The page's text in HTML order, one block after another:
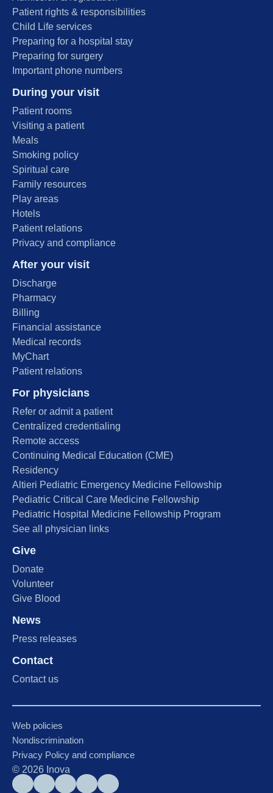
Patient rights & responsibilities
Child Life services
Preparing for a hospital stay
Preparing for surgery
Important phone numbers
During your visit
Patient rooms
Visiting a patient
Meals
Smoking policy
Spiritual care
Family resources
Play areas
Hotels
Patient relations
Privacy and compliance
After your visit
Discharge
Pharmacy
Billing
Financial assistance
Medical records
MyChart
Patient relations
For physicians
Refer or admit a patient
Centralized credentialing
Remote access
Continuing Medical Education (CME)
Residency
Altieri Pediatric Emergency Medicine Fellowship
Pediatric Critical Care Medicine Fellowship
Pediatric Hospital Medicine Fellowship Program
See all physician links
Give
Donate
Volunteer
Give Blood
News
Press releases
Contact
Contact us
Web policies
Nondiscrimination
Privacy Policy and compliance
© 2026 Inova